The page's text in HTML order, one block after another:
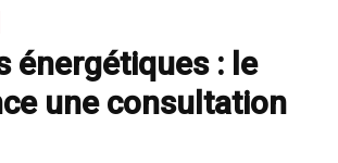
énergétiques : le
une consultation